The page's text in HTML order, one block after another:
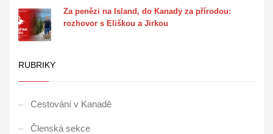
Za penězi na Island, do Kanady za přírodou:
rozhovor s Eliškou a Jirkou
RUBRIKY
Cestování v Kanadě
Členská sekce